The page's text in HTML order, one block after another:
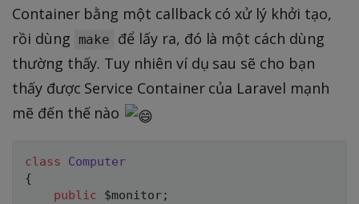
Container bằng một callback có xử lý khởi tạo,
rồi dùng
make
để lấy ra, đó là một cách dùng
thường thấy. Tuy nhiên ví dụ sau sẽ cho bạn
thấy được Service Container của Laravel mạnh
mẽ đến thế nào
class
Computer
{
public
$monitor;